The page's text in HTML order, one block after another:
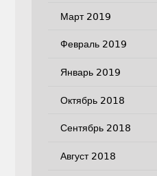
Март 2019
Февраль 2019
Январь 2019
Октябрь 2018
Сентябрь 2018
Август 2018